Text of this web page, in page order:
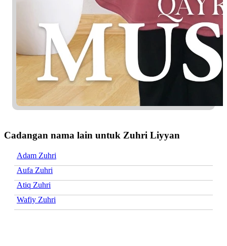
Cadangan nama lain untuk Zuhri Liyyan
Adam Zuhri
Aufa Zuhri
Atiq Zuhri
Wafiy Zuhri